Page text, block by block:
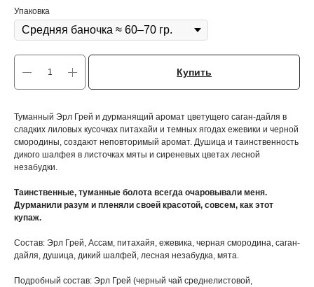
Упаковка
Купить
Туманный Эрл Грей и дурманящий аромат цветущего саган-дайля в
сладких лиловых кусочках питахайи и темных ягодах ежевики и черной
смородины, создают неповторимый аромат. Душица и таинственность
дикого шалфея в листочках мяты и сиреневых цветах лесной
незабудки.
Таинственные, туманные болота всегда очаровывали меня.
Дурманили разум и пленяли своей красотой, совсем, как этот
купаж.
Состав: Эрл Грей, Ассам, питахайя, ежевика, черная смородина, саган-
дайля, душица, дикий шалфей, лесная незабудка, мята.
Подробный состав: Эрл Грей (черный чай среднелистовой,